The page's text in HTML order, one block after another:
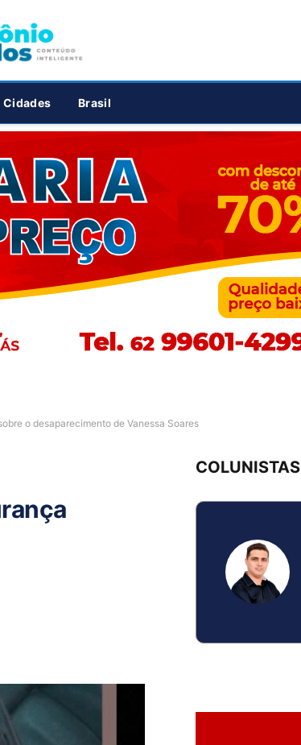
Cidades Brasil
o desaparecimento de Vanessa Soares
COLUNISTAS